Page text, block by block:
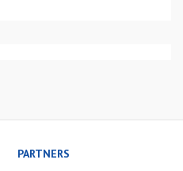
PARTNERS